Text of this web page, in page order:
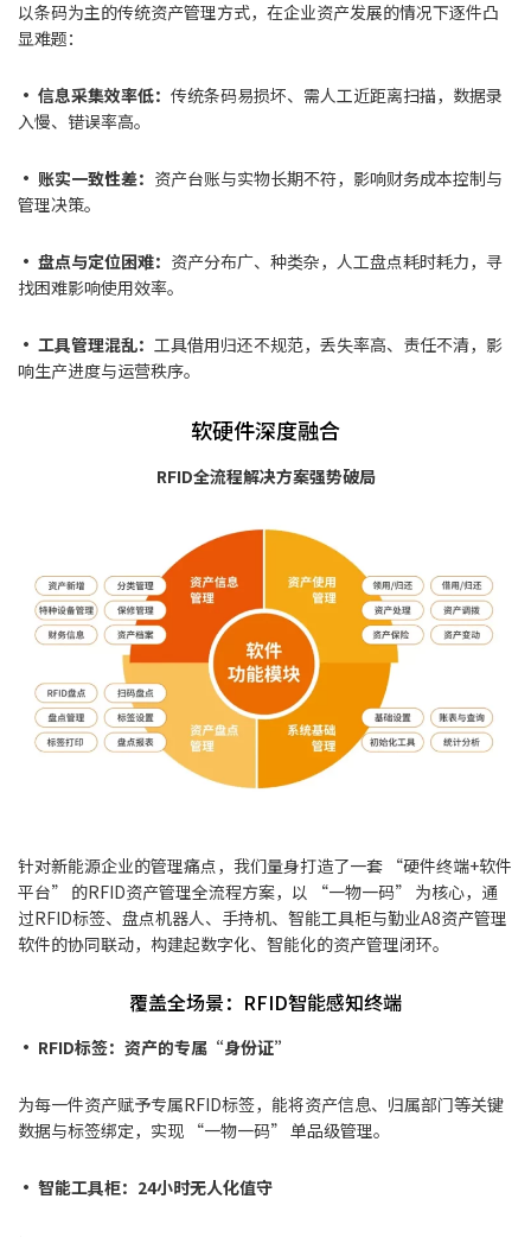
以条码为主的传统资产管理方式，在企业资产发展的情况下逐件凸
显难题：
• 信息采集效率低： 传统条码易损坏、需人工近距离扫描，数据录
入慢、错误率高。
• 账实一致性差： 资产台账与实物长期不符，影响财务成本控制与
管理决策。
• 盘点与定位困难： 资产分布广、种类杂，人工盘点耗时耗力，寻
找困难影响使用效率。
• 工具管理混乱： 工具借用归还不规范，丢失率高、责任不清，影
响生产进度与运营秩序。
软硬件深度融合
RFID全流程解决方案强势破局
针对新能源企业的管理痛点，我们量身打造了一套 “硬件终端+软件
平台” 的RFID资产管理全流程方案，以 “一物一码” 为核心，通
过RFID标签、盘点机器人、手持机、智能工具柜与勤业A8资产管理
软件的协同联动，构建起数字化、智能化的资产管理闭环。
覆盖全场景：RFID智能感知终端
• RFID标签：资产的专属“身份证”
为每一件资产赋予专属RFID标签，能将资产信息、归属部门等关键
数据与标签绑定，实现 “一物一码” 单品级管理。
• 智能工具柜：24小时无人化值守